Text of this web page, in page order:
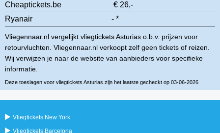
Cheaptickets.be
€ 26,-
Ryanair
- *
Vliegennaar.nl vergelijkt vliegtickets Asturias o.b.v. prijzen voor
retourvluchten. Vliegennaar.nl verkoopt zelf geen tickets of reizen.
Wij verwijzen je naar de website van aanbieders voor specifieke
informatie.
Deze toeslagen voor vliegtickets Asturias zijn het laatste gecheckt op 03-06-2026
Vliegtickets New York
Vliegtickets Barcelona